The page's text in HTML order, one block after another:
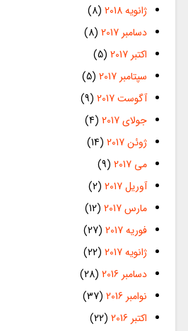
ژانویه 2018
(8)
دسامبر 2017
(8)
اکتبر 2017
(5)
سپتامبر 2017
(5)
آگوست 2017
(9)
جولای 2017
(4)
ژوئن 2017
(14)
می 2017
(9)
آوریل 2017
(2)
مارس 2017
(12)
فوریه 2017
(27)
ژانویه 2017
(22)
دسامبر 2016
(28)
نوامبر 2016
(37)
اکتبر 2016
(22)